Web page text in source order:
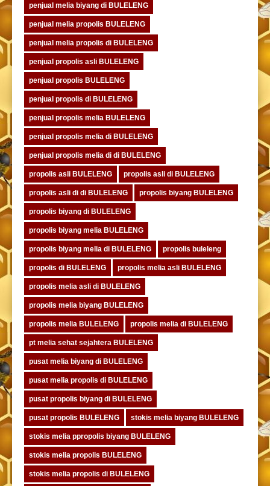
penjual melia biyang di BULELENG
penjual melia propolis BULELENG
penjual melia propolis di BULELENG
penjual propolis asli BULELENG
penjual propolis BULELENG
penjual propolis di BULELENG
penjual propolis melia BULELENG
penjual propolis melia di BULELENG
penjual propolis melia di di BULELENG
propolis asli BULELENG propolis asli di BULELENG
propolis asli di di BULELENG propolis biyang BULELENG
propolis biyang di BULELENG
propolis biyang melia BULELENG
propolis biyang melia di BULELENG propolis buleleng
propolis di BULELENG propolis melia asli BULELENG
propolis melia asli di BULELENG
propolis melia biyang BULELENG
propolis melia BULELENG propolis melia di BULELENG
pt melia sehat sejahtera BULELENG
pusat melia biyang di BULELENG
pusat melia propolis di BULELENG
pusat propolis biyang di BULELENG
pusat propolis BULELENG stokis melia biyang BULELENG
stokis melia ppropolis biyang BULELENG
stokis melia propolis BULELENG
stokis melia propolis di BULELENG